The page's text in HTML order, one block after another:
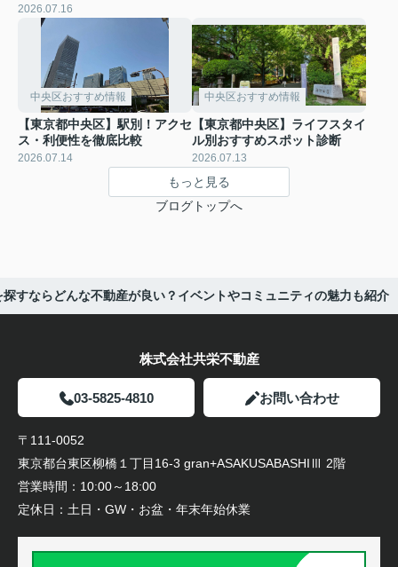
2026.07.16
中央区おすすめ情報
【東京都中央区】駅別！アクセ
ス・利便性を徹底比較
2026.07.14
中央区おすすめ情報
【東京都中央区】ライフスタイ
ル別おすすめスポット診断
2026.07.13
もっと見る
ブログトップへ
すならどんな不動産が良い？イベントやコミュニティの魅力も紹介
株式会社共栄不動産
03-5825-4810 お問い合わせ
〒111-0052
東京都台東区柳橋１丁目16-3 gran+ASAKUSABASHIⅢ 2階
営業時間： 10:00～18:00
定休日： 土日・GW・お盆・年末年始休業